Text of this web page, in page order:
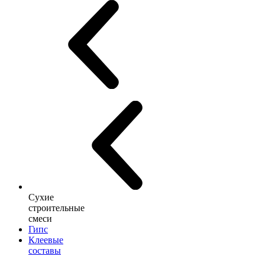
Сухие
строительные
смеси
Гипс
Клеевые
составы